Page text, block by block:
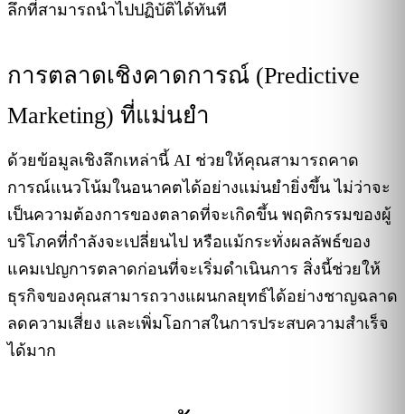
ลึกที่สามารถนำไปปฏิบัติได้ทันที
การตลาดเชิงคาดการณ์ (Predictive
Marketing) ที่แม่นยำ
ด้วยข้อมูลเชิงลึกเหล่านี้ AI ช่วยให้คุณสามารถคาด
การณ์แนวโน้มในอนาคตได้อย่างแม่นยำยิ่งขึ้น ไม่ว่าจะ
เป็นความต้องการของตลาดที่จะเกิดขึ้น พฤติกรรมของผู้
บริโภคที่กำลังจะเปลี่ยนไป หรือแม้กระทั่งผลลัพธ์ของ
แคมเปญการตลาดก่อนที่จะเริ่มดำเนินการ สิ่งนี้ช่วยให้
ธุรกิจของคุณสามารถวางแผนกลยุทธ์ได้อย่างชาญฉลาด
ลดความเสี่ยง และเพิ่มโอกาสในการประสบความสำเร็จ
ได้มาก